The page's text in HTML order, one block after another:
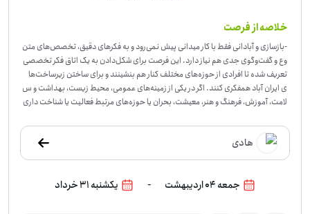
خلاصه از فرصت
-بازسازی و آبادانی فقط با کار میدانی پیش نمی‌رود و به فکرهای دقیق، تخصص‌های متن
وع و گفت‌وگوی جدی هم نیاز دارد. این فرصت برای شکل‌دادن به یک اتاق فکر تخصصی
تعریف شده تا افرادی از حوزه‌های مختلف کنار هم بنشینند و برای ساختن زیرساخت‌ها
ی ایران آباد همفکری کنند. اگر در یکی از زمینه‌های عمومی، محیط زیست، بهداشت و س
لامت، آموزش، فرهنگ و هنر، معیشت، بحران یا حوزه‌های مرتبط فعالیت یا شناخت داری
کسانی می‌خورد که اهل تحلیل، گفت‌وگو و نگاه بین‌رشته‌ای هستند و می‌خواهند دانش
و تجربه‌شان را در یک مسیر جمعی به کار بگیرند. اگر مایلید در این همفکری تخصصی ح
ضور داشته باشید، برای این فرصت ثبت‌نام کنید.
هادی
جمعه 04 اردیبهشت - یکشنبه 31 خرداد